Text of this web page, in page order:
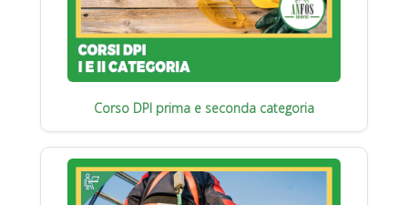
Corso DPI prima e seconda categoria